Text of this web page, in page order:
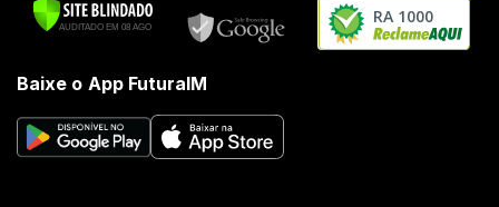
RA 1000
Baixe o App FuturaIM